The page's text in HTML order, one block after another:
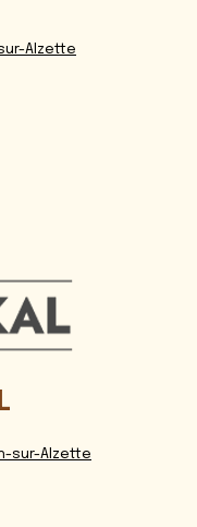
Alzette
sur-Alzette